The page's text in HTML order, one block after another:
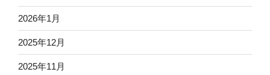
2026年1月
2025年12月
2025年11月